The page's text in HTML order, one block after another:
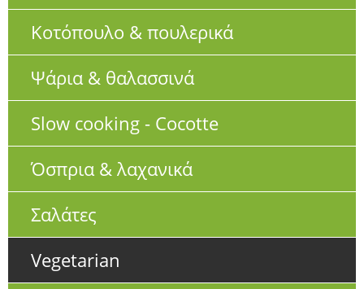
Κοτόπουλο & πουλερικά
Ψάρια & θαλασσινά
Slow cooking - Cocotte
Όσπρια & λαχανικά
Σαλάτες
Vegetarian